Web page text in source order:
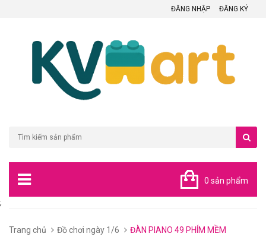
ĐĂNG NHẬP ĐĂNG KÝ
0 sản phẩm
;
Trang chủ Đồ chơi ngày 1/6 ĐÀN PIANO 49 PHÍM MỀM